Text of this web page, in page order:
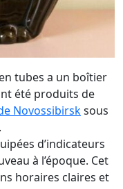
tubes a un boîtier
été produits de
Novossibirsksous
d’indicateurs
à l’époque. Cet
horaires claires et